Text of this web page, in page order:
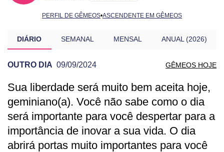
PERFIL DE GÊMEOS•ASCENDENTE EM GÊMEOS
DIÁRIO SEMANAL MENSAL ANUAL (2026)
OUTRO DIA 09/09/2024 GÊMEOS HOJE
PREVISÃO DE GÊMEOS PARA OUTRO
Sua liberdade será muito bem aceita hoje,
geminiano(a). Você não sabe como o dia
será importante para você despertar para a
importância de inovar a sua vida. O dia
abrirá portas muito importantes para você